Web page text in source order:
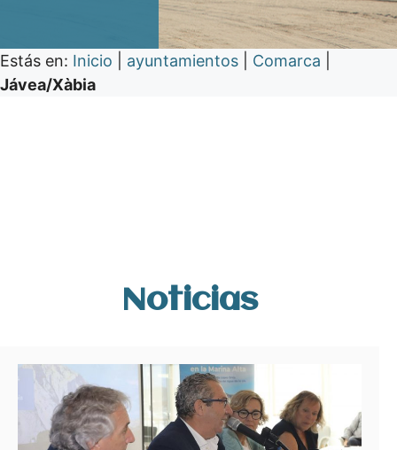
Estás en: Inicio ayuntamientos Comarca
Jávea/Xàbia
Noticias